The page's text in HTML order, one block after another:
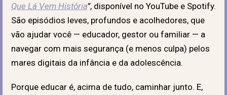
Que Lá Vem História”, disponível no YouTube e Spotify.
São episódios leves, profundos e acolhedores, que
vão ajudar você — educador, gestor ou familiar — a
navegar com mais segurança (e menos culpa) pelos
mares digitais da infância e da adolescência.
Porque educar é, acima de tudo, caminhar junto. E,